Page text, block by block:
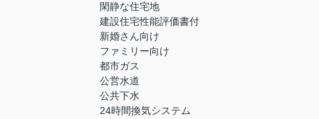
閑静な住宅地
建設住宅性能評価書付
新婚さん向け
ファミリー向け
都市ガス
公営水道
公共下水
24時間換気システム